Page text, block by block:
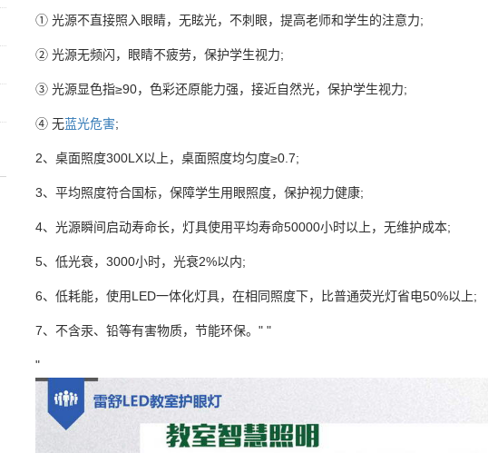
① 光源不直接照入眼睛，无眩光，不刺眼，提高老师和学生的注意力;
② 光源无频闪，眼睛不疲劳，保护学生视力;
③ 光源显色指≥90，色彩还原能力强，接近自然光，保护学生视力;
④ 无蓝光危害;
2、桌面照度300LX以上，桌面照度均匀度≥0.7;
3、平均照度符合国标，保障学生用眼照度，保护视力健康;
4、光源瞬间启动寿命长，灯具使用平均寿命50000小时以上，无维护成本;
5、低光衰，3000小时，光衰2%以内;
6、低耗能，使用LED一体化灯具，在相同照度下，比普通荧光灯省电50%以上;
7、不含汞、铅等有害物质，节能环保。" "
"